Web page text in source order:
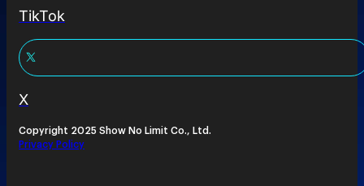
TikTok
X
Copyright 2025 Show No Limit Co., Ltd.
Privacy Policy